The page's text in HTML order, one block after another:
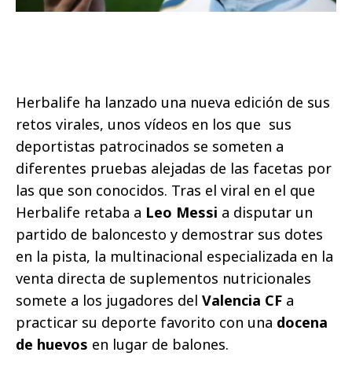
Herbalife ha lanzado una nueva edición de sus
retos virales, unos vídeos en los que sus
deportistas patrocinados se someten a
diferentes pruebas alejadas de las facetas por
las que son conocidos. Tras el viral en el que
Herbalife retaba a Leo Messi a disputar un
partido de baloncesto y demostrar sus dotes
en la pista, la multinacional especializada en la
venta directa de suplementos nutricionales
somete a los jugadores del Valencia CF a
practicar su deporte favorito con una docena
de huevos en lugar de balones.